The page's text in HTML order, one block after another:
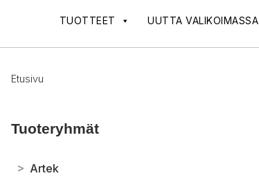
TUOTTEET UUTTA VALIKOIMASSA
Etusivu
Tuoteryhmät
> Artek